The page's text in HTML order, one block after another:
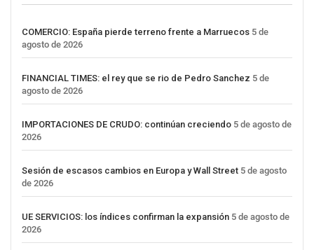
COMERCIO: España pierde terreno frente a Marruecos 5 de
agosto de 2026
FINANCIAL TIMES: el rey que se rio de Pedro Sanchez 5 de
agosto de 2026
IMPORTACIONES DE CRUDO: continúan creciendo 5 de agosto de
2026
Sesión de escasos cambios en Europa y Wall Street 5 de agosto
de 2026
UE SERVICIOS: los índices confirman la expansión 5 de agosto de
2026